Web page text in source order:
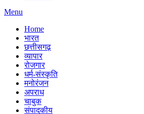
Menu
Home
भारत
छत्तीसगढ़
व्यापार
रोजगार
धर्म-संस्कृति
मनोरंजन
अपराध
चाबुक
संपादकीय